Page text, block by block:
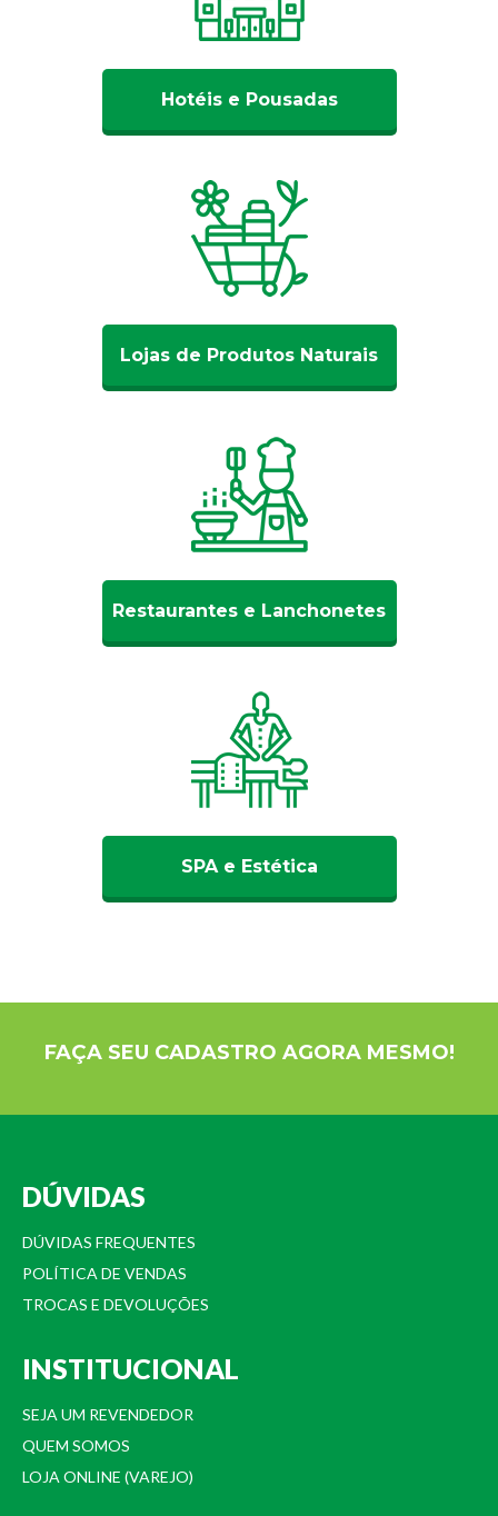
Hotéis e Pousadas
Lojas de Produtos Naturais
Restaurantes e Lanchonetes
SPA e Estética
FAÇA SEU CADASTRO AGORA MESMO!
DÚVIDAS
DÚVIDAS FREQUENTES
POLÍTICA DE VENDAS
TROCAS E DEVOLUÇÕES
INSTITUCIONAL
SEJA UM REVENDEDOR
QUEM SOMOS
LOJA ONLINE (VAREJO)